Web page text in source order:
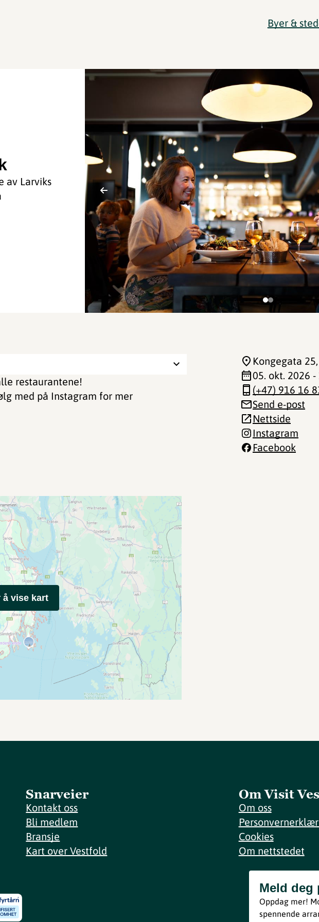
Byer &
av Larviks
restaurantene!
med på Instagram for mer
Kongegata 25
05. okt. 2026
(+47) 916 16
Send e-post
Nettside
Instagram
Facebook
å vise kart
Snarveier
Kontakt oss
Bli medlem
Bransje
Kart over Vestfold
Om Visit
Om oss
Cookies
Om nettstedet
Meld deg
Meld deg
Oppdag mer!
spennende